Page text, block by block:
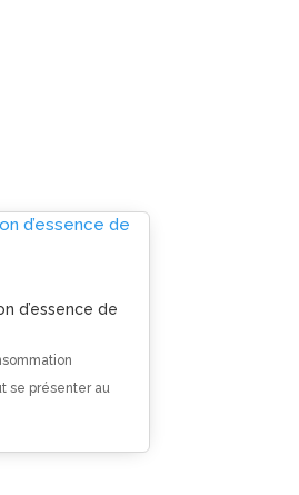
d’essence de
se présenter au